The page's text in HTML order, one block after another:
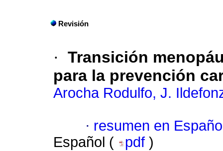
Revisión
· Transición
para la prevención
Arocha Rodulfo, J.
· resumen en
Español (
pdf )